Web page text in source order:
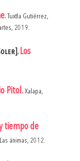
Tuxtla Gutiérrez,
2019.
Los
Pitol. Xalapa,
tiempo de
ánimas, 2012.